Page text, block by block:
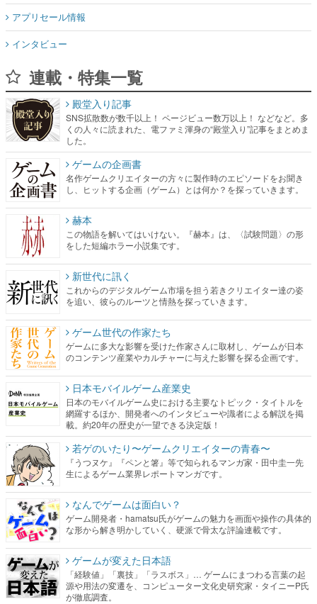
アプリセール情報
インタビュー
連載・特集一覧
殿堂入り記事
SNS拡散数が数千以上！ ページビュー数万以上！ などなど。多
くの人々に読まれた、電ファミ渾身の“殿堂入り”記事をまとめま
した。
ゲームの企画書
名作ゲームクリエイターの方々に製作時のエピソードをお聞き
し、ヒットする企画（ゲーム）とは何か？を探っていきます。
赫本
この物語を解いてはいけない。『赫本』は、〈試験問題〉の形
をした短編ホラー小説集です。
新世代に訊く
これからのデジタルゲーム市場を担う若きクリエイター達の姿
を追い、彼らのルーツと情熱を探っていきます。
ゲーム世代の作家たち
ゲームに多大な影響を受けた作家さんに取材し、ゲームが日本
のコンテンツ産業やカルチャーに与えた影響を探る企画です。
日本モバイルゲーム産業史
日本のモバイルゲーム史における主要なトピック・タイトルを
網羅するほか、開発者へのインタビューや識者による解説を掲
載。約20年の歴史が一望できる決定版！
若ゲのいたり〜ゲームクリエイターの青春〜
『うつヌケ』『ペンと箸』等で知られるマンガ家・田中圭一先
生によるゲーム業界レポートマンガです。
なんでゲームは面白い？
ゲーム開発者・hamatsu氏がゲームの魅力を画面や操作の具体的
な形から解き明かしていく、硬派で骨太な評論連載です。
ゲームが変えた日本語
「経験値」「裏技」「ラスボス」… ゲームにまつわる言葉の起
源や用法の変遷を、コンピューター文化史研究家・タイニーP氏
が徹底調査。